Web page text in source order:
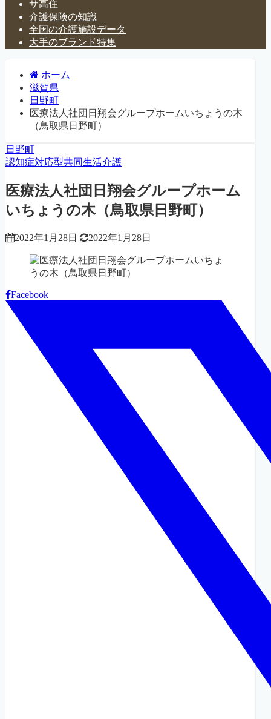
サ高住
介護保険の知識
全国の介護施設データ
大手のブランド特集
ホーム
滋賀県
日野町
医療法人社団日翔会グループホームいちょうの木
（鳥取県日野町）
日野町
認知症対応型共同生活介護
医療法人社団日翔会グループホーム
いちょうの木（鳥取県日野町）
2022年1月28日 2022年1月28日
Facebook